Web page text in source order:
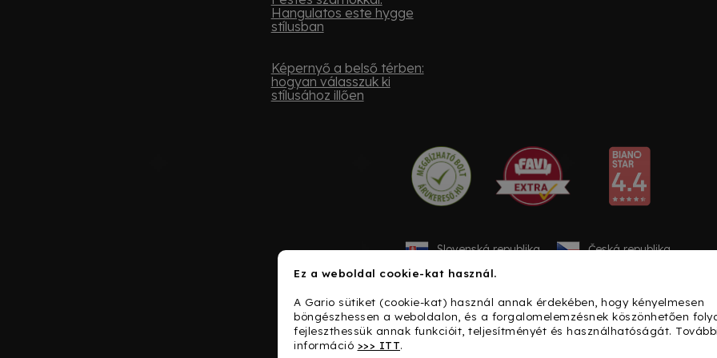
Ez a weboldal cookie-kat használ.
A Gario sütiket (cookie-kat) használ annak érdekében, hogy kényelmesen
böngészhessen a weboldalon, és a forgalomelemzésnek köszönhetően
fejleszthessük annak funkcióit, teljesítményét és használhatóságát. További
információ >>> ITT.
Hangulatos este hygge
stílusban
Képernyő a belső térben:
hogyan válasszuk ki
stílusához illően
Slovenská republika Česká republika